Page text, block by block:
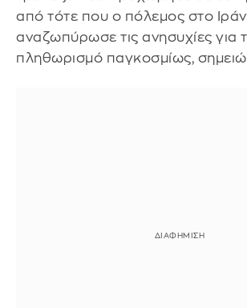
από τότε που ο πόλεμος στο Ιράν
αναζωπύρωσε τις ανησυχίες για
πληθωρισμό παγκοσμίως,